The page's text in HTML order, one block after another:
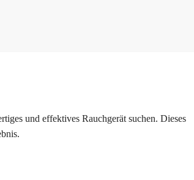
und effektives Rauchgerät suchen. Dieses